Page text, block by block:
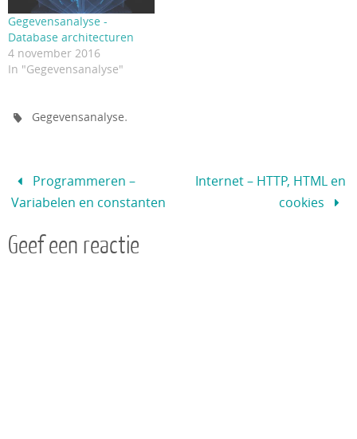
Gegevensanalyse -
Database architecturen
4 november 2016
In "Gegevensanalyse"
Gegevensanalyse.
Programmeren –
Variabelen en constanten
Internet – HTTP, HTML en
cookies
Geef een reactie